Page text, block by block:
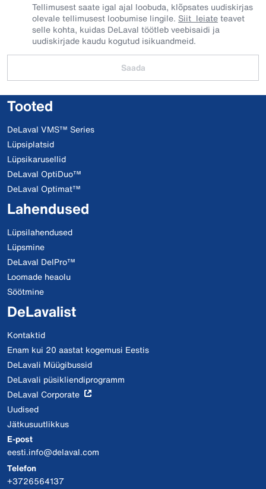
Tellimusest saate igal ajal loobuda, klõpsates uudiskirjas
olevale tellimusest loobumise lingile. Siit leiateteavet
selle kohta, kuidas DeLaval töötleb veebisaidi ja
uudiskirjade kaudu kogutud isikuandmeid.
Saada
Tooted
DeLaval VMS™ Series
Lüpsiplatsid
Lüpsikarusellid
DeLaval OptiDuo™
DeLaval Optimat™
Lahendused
Lüpsilahendused
Lüpsmine
DeLaval DelPro™
Loomade heaolu
Söötmine
DeLavalist
Kontaktid
Enam kui 20 aastat kogemusi Eestis
DeLavali Müügibussid
DeLavali püsikliendiprogramm
DeLaval Corporate
Uudised
Jätkusuutlikkus
E-post
eesti.info@delaval.com
Telefon
+3726564137